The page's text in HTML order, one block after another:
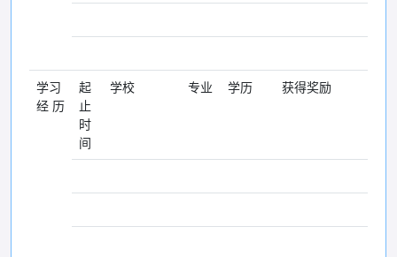
学习
经 历
起
止
时
间
学校 专业 学历 获得奖励